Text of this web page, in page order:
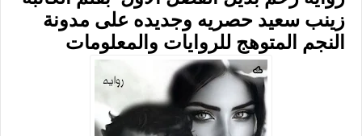
زينب سعيد حصريه وجديده على مدونة
النجم المتوهج للروايات والمعلومات